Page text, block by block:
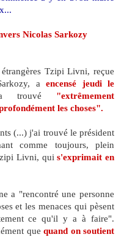
Nicolas Sarkozy
Tzipi Livni, reçue
a encensé jeudi le
trouvé "extrêmement
les choses".
(...) j'ai trouvé le président
comme toujours, plein
Livni, quis'exprimait en
a "rencontré une personne
et les menaces qui pèsent
ce qu'il y a à faire".
que quand on soutient